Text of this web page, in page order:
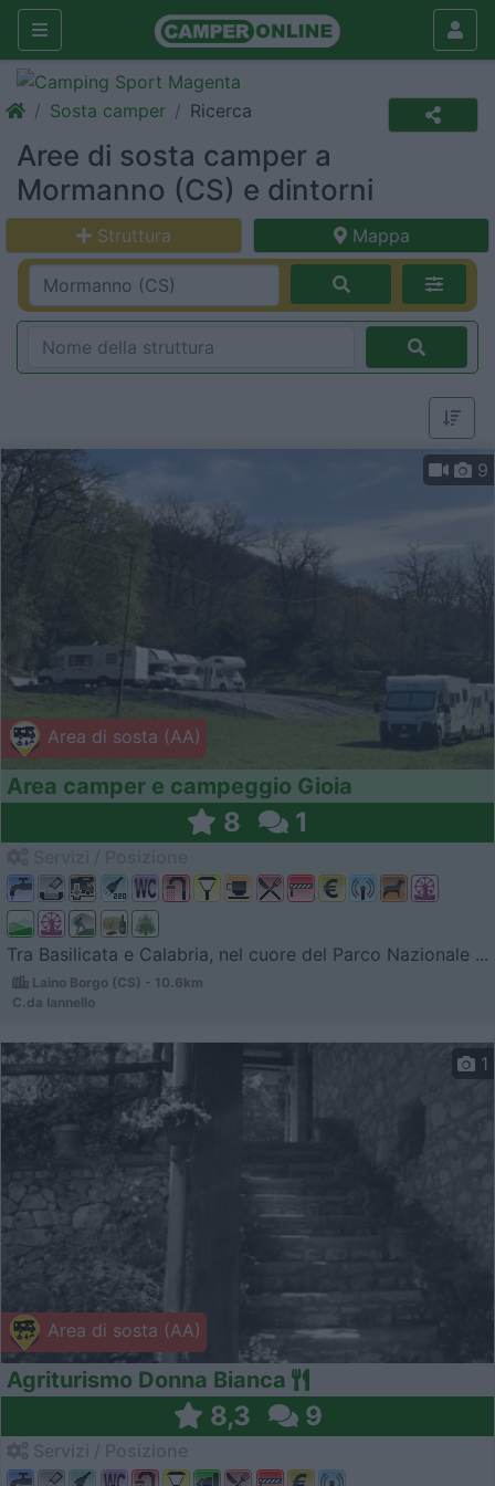
Sosta camper Ricerca
Aree di sosta camper a
Mormanno (CS) e dintorni
Struttura Mappa
Area di sosta (AA)
9
Area camper e campeggio Gioia
8 1
Tra Basilicata e Calabria, nel cuore del Parco Nazionale ...
Laino Borgo (CS) - 10.6km
C.da Iannello
Area di sosta (AA)
1
Agriturismo Donna Bianca
8,3 9